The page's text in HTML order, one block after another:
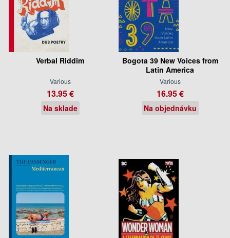
Verbal Riddim
Various
13.95 €
Na sklade
Bogota 39 New Voices from
Latin America
Various
16.95 €
Na objednávku